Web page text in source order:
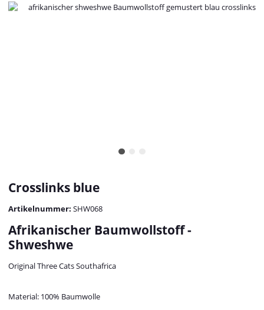
Crosslinks blue
Artikelnummer: SHW068
Afrikanischer Baumwollstoff -
Shweshwe
Original Three Cats Southafrica
Material: 100% Baumwolle